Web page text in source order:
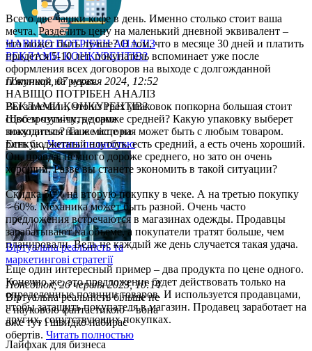
НАВІЩО ПОТРІБЕН АНАЛІЗ
РЕКЛАМИ КОНКУРЕНТІВ?
П'ятниця, 07 червня 2024, 12:52
НАВІЩО ПОТРІБЕН АНАЛІЗ
РЕКЛАМИ КОНКУРЕНТІВ?
Щоб зрозуміти, де саме
знаходиться ваше місце на
ринку,...Читать полностью
Віртуальна реальність та
маркетингові стратегії
Понеділок, 26 червня 2023, 10:14
Віртуальна реальність більше не
є науковою фантастикою – вона
вже тут і швидко набирає
обертів. Читать полностью
Всего две чашки кофе в день. Именно столько стоит ваша
мечта. Разделить цену на маленький дневной эквивалент –
что может быть лучше? О том, что в месяце 30 дней и платить
придется 5-10 лет, покупатель вспоминает уже после
оформления всех договоров на выходе с долгожданной
покупкой на руках.
Вы замечали, что из трех упаковок попкорна большая стоит
совсем чуть-чуть дороже средней? Какую упаковку выберет
покупатель? Та же история может быть с любым товаром.
Есть бюджетный ноутбук, есть средний, а есть очень хороший.
Он, правда, немного дороже среднего, но зато он очень
хороший. Разве вы станете экономить в такой ситуации?
Скидка 50% на вторую покупку в чеке. А на третью покупку
– 60%. Механика может быть разной. Очень часто
предложения встречаются в магазинах одежды. Продавцы
зарабатывают на объеме, а покупатели тратят больше, чем
планировали. Ведь не каждый же день случается такая удача.
Еще один интересный пример – два продукта по цене одного.
Конечно же, это предложение будет действовать только на
определенные позиции товаров. И используется продавцами,
чтобы затащить покупателя в магазин. Продавец заработает на
других, сопутствующих покупках.
Лайфхак для бизнеса